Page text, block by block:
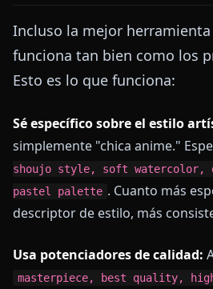
Incluso la mejor
funciona tan bien como los
Esto es lo que funciona:
Sé específico sobre el estilo
simplemente "chica anime."
shoujo style, soft watercolor,
pastel palette . Cuanto más
descriptor de estilo, más
Usa potenciadores de calidad:
masterpiece, best quality,